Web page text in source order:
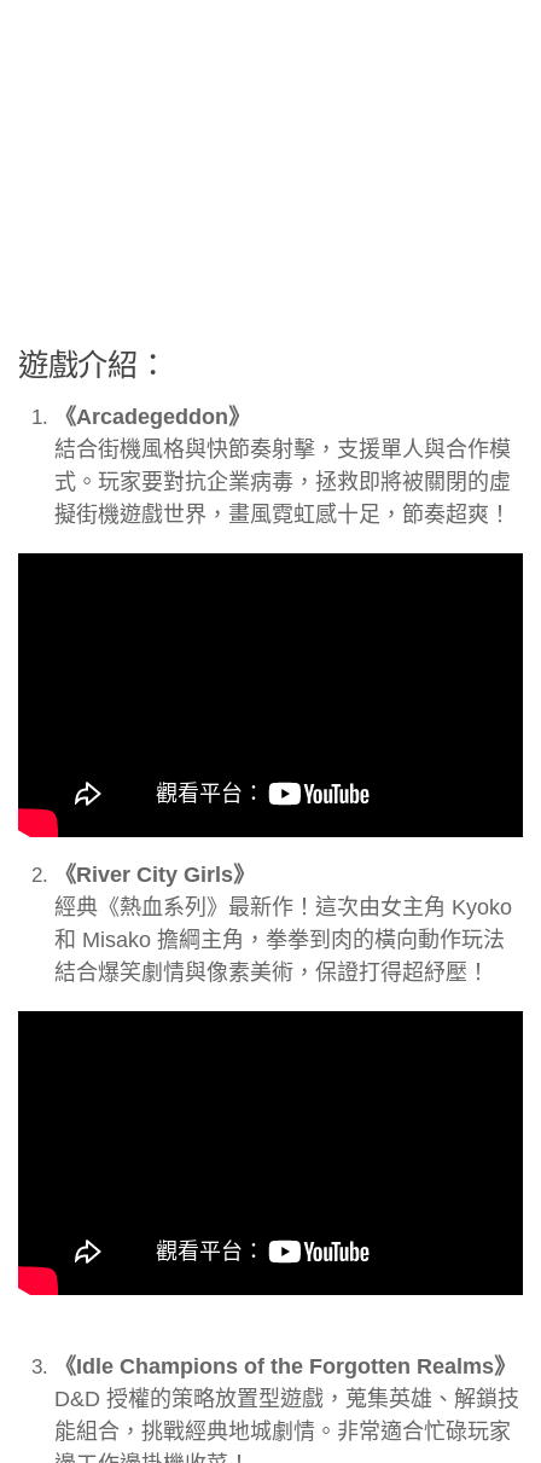
遊戲介紹：
《Arcadegeddon》
結合街機風格與快節奏射擊，支援單人與合作模
式。玩家要對抗企業病毒，拯救即將被關閉的虛
擬街機遊戲世界，畫風霓虹感十足，節奏超爽！
《River City Girls》
經典《熱血系列》最新作！這次由女主角 Kyoko
和 Misako 擔綱主角，拳拳到肉的橫向動作玩法
結合爆笑劇情與像素美術，保證打得超紓壓！
《Idle Champions of the Forgotten Realms》
D&D 授權的策略放置型遊戲，蒐集英雄、解鎖技
能組合，挑戰經典地城劇情。非常適合忙碌玩家